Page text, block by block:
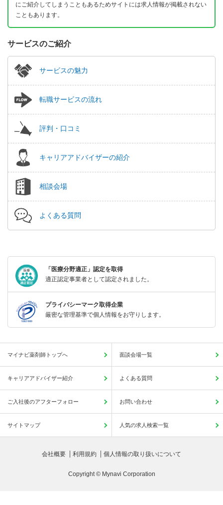
にご紹介してしまうこともあるためサイトには求人情報が掲載されない
こともあります。
サービスのご紹介
サービスの魅力
転職サービスの流れ
評判・口コミ
キャリアアドバイザーの紹介
相談会場
よくある質問
「医療分野適正」認定を取得
適正認定事業者として認定されました。
プライバシーマーク取得企業
厳密な管理基準で個人情報をお守りします。
マイナビ薬剤師トップへ 面談会場一覧
キャリアアドバイザー紹介 よくある質問
ご入社後のアフターフォロー お問い合わせ
サイトマップ 人気の求人検索一覧
会社概要 利用規約 個人情報の取り扱いについて
Copyright © Mynavi Corporation